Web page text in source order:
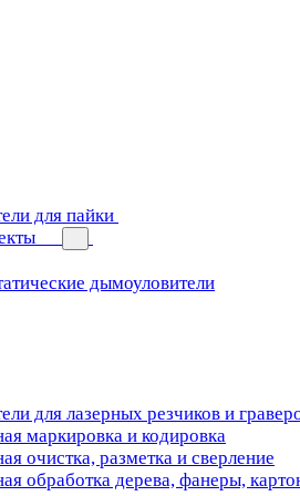
для пайки
дымоуловители
для лазерных резчиков и
маркировка и кодировка
очистка, разметка и сверление
обработка дерева, фанеры,